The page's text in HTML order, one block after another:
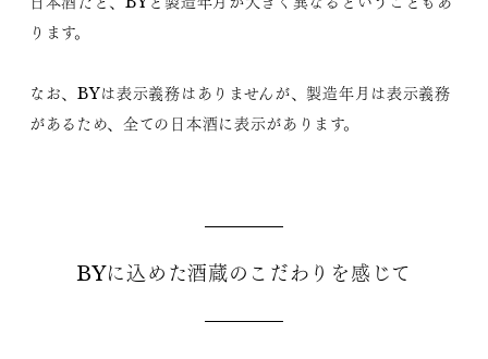
ります。
なお、BYは表示義務はありませんが、製造年月は表示義務
があるため、全ての日本酒に表示があります。
BYに込めた酒蔵のこだわりを感じて